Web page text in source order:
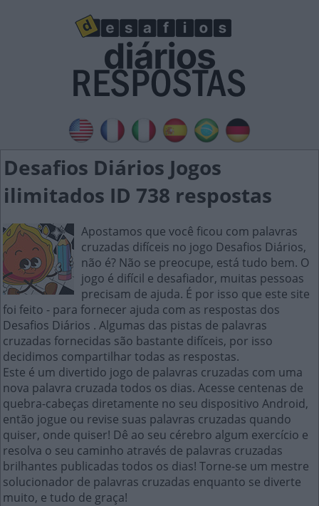
Desafios Diários Jogos
ilimitados ID 738 respostas
Apostamos que você ficou com palavras
cruzadas difíceis no jogo Desafios Diários,
não é? Não se preocupe, está tudo bem. O
jogo é difícil e desafiador, muitas pessoas
precisam de ajuda. É por isso que este site
foi feito - para fornecer ajuda com as respostas dos
Desafios Diários . Algumas das pistas de palavras
cruzadas fornecidas são bastante difíceis, por isso
decidimos compartilhar todas as respostas.
Este é um divertido jogo de palavras cruzadas com uma
nova palavra cruzada todos os dias. Acesse centenas de
quebra-cabeças diretamente no seu dispositivo Android,
então jogue ou revise suas palavras cruzadas quando
quiser, onde quiser! Dê ao seu cérebro algum exercício e
resolva o seu caminho através de palavras cruzadas
brilhantes publicadas todos os dias! Torne-se um mestre
solucionador de palavras cruzadas enquanto se diverte
muito, e tudo de graça!